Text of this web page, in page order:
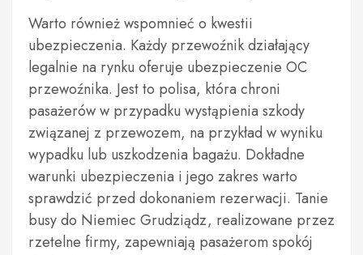
Warto również wspomnieć o kwestii
ubezpieczenia. Każdy przewoźnik działający
legalnie na rynku oferuje ubezpieczenie OC
przewoźnika. Jest to polisa, która chroni
pasażerów w przypadku wystąpienia szkody
związanej z przewozem, na przykład w wyniku
wypadku lub uszkodzenia bagażu. Dokładne
warunki ubezpieczenia i jego zakres warto
sprawdzić przed dokonaniem rezerwacji. Tanie
busy do Niemiec Grudziądz, realizowane przez
rzetelne firmy, zapewniają pasażerom spokój